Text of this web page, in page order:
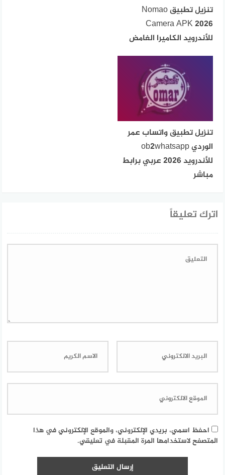
تنزيل تطبيق Nomao
Camera APK 2026
للأندرويد الكاميرا الغامض
تنزيل تطبيق واتساب عمر
الوردي ob2whatsapp
للأندرويد 2026 عربي برابط
مباشر
اترك تعليقاً
احفظ اسمي، بريدي الإلكتروني، والموقع الإلكتروني في هذا
المتصفح لاستخدامها المرة المقبلة في تعليقي.